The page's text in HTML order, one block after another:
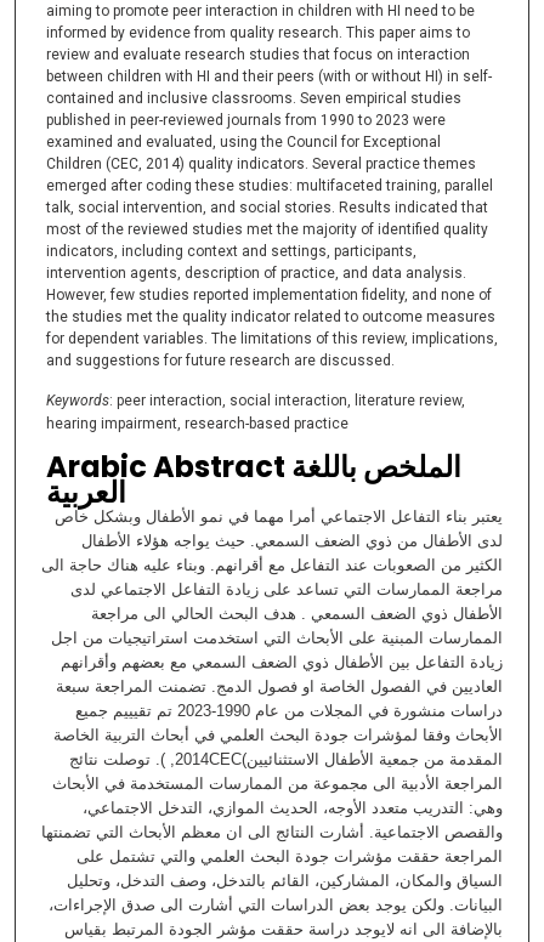
aiming to promote peer interaction in children with HI need to be
informed by evidence from quality research. This paper aims to
review and evaluate research studies that focus on interaction
between children with HI and their peers (with or without HI) in self-
contained and inclusive classrooms. Seven empirical studies
published in peer-reviewed journals from 1990 to 2023 were
examined and evaluated, using the Council for Exceptional
Children (CEC, 2014) quality indicators. Several practice themes
emerged after coding these studies: multifaceted training, parallel
talk, social intervention, and social stories. Results indicated that
most of the reviewed studies met the majority of identified quality
indicators, including context and settings, participants,
intervention agents, description of practice, and data analysis.
However, few studies reported implementation fidelity, and none of
the studies met the quality indicator related to outcome measures
for dependent variables. The limitations of this review, implications,
and suggestions for future research are discussed.
Keywords: peer interaction, social interaction, literature review,
hearing impairment, research-based practice
Arabic Abstract الملخص باللغة
العربية
يعتبر بناء التفاعل الاجتماعي أمرا مهما في نمو الأطفال وبشكل خاص
لدى الأطفال من ذوي الضعف السمعي. حيث يواجه هؤلاء الأطفال
الكثير من الصعوبات عند التفاعل مع أقرانهم. وبناء عليه هناك حاجة الى
مراجعة الممارسات التي تساعد على زيادة التفاعل الاجتماعي لدى
الأطفال ذوي الضعف السمعي . هدف البحث الحالي الى مراجعة
الممارسات المبنية على الأبحاث التي استخدمت استراتيجيات من اجل
زيادة التفاعل بين الأطفال ذوي الضعف السمعي مع بعضهم وأقرانهم
العاديين في الفصول الخاصة او فصول الدمج. تضمنت المراجعة سبعة
دراسات منشورة في المجلات من عام 1990-2023 تم تقيييم جميع
الأبحاث وفقا لمؤشرات جودة البحث العلمي في أبحاث التربية الخاصة
المقدمة من جمعية الأطفال الاستثنائيين)2014CEC, ). توصلت نتائج
المراجعة الأدبية الى مجموعة من الممارسات المستخدمة في الأبحاث
وهي: التدريب متعدد الأوجه، الحديث الموازي، التدخل الاجتماعي،
والقصص الاجتماعية. أشارت النتائج الى ان معظم الأبحاث التي تضمنتها
المراجعة حققت مؤشرات جودة البحث العلمي والتي تشتمل على
السياق والمكان، المشاركين، القائم بالتدخل، وصف التدخل، وتحليل
البيانات. ولكن يوجد بعض الدراسات التي أشارت الى صدق الإجراءات،
بالإضافة الى انه لايوجد دراسة حققت مؤشر الجودة المرتبط بقياس